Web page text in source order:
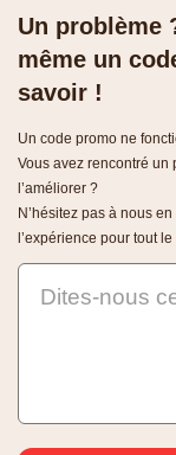
Un problème
même un
savoir !
Un code promo ne
Vous avez rencontré un
l’améliorer ?
N’hésitez pas à nous
l’expérience pour tout
Dites-nous